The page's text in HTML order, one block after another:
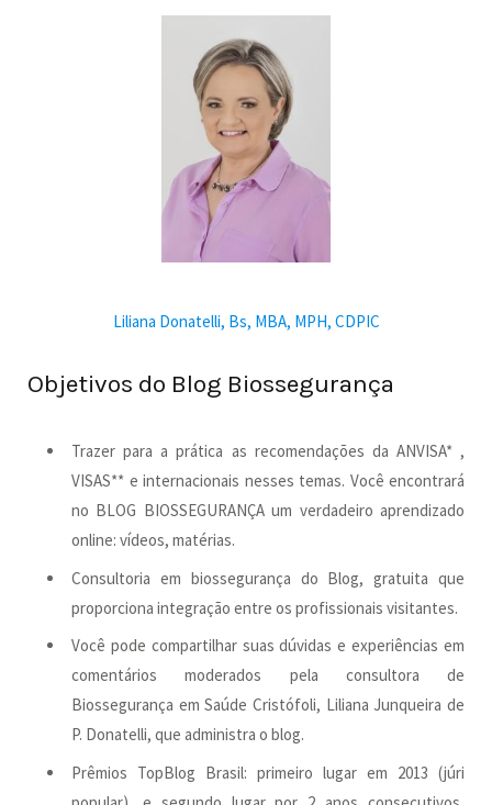
Liliana Donatelli, Bs, MBA, MPH, CDPIC
Objetivos do Blog Biossegurança
Trazer para a prática as recomendações da ANVISA* ,
VISAS** e internacionais nesses temas. Você encontrará
no BLOG BIOSSEGURANÇA um verdadeiro aprendizado
online: vídeos, matérias.
Consultoria em biossegurança do Blog, gratuita que
proporciona integração entre os profissionais visitantes.
Você pode compartilhar suas dúvidas e experiências em
comentários moderados pela consultora de
Biossegurança em Saúde Cristófoli, Liliana Junqueira de
P. Donatelli, que administra o blog.
Prêmios TopBlog Brasil: primeiro lugar em 2013 (júri